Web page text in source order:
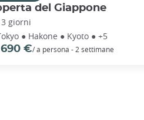
del Giappone
giorni
● Hakone ● Kyoto ● +5
€/ a persona - 2 settimane